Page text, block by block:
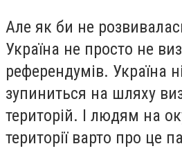
Але як би не
Україна не просто не
референдумів. Україна
зупиниться на шляху
територій. І людям на
території варто про це